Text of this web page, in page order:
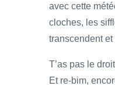
avec cette
cloches, les
transcendent et
T’as pas le
Et re-bim,